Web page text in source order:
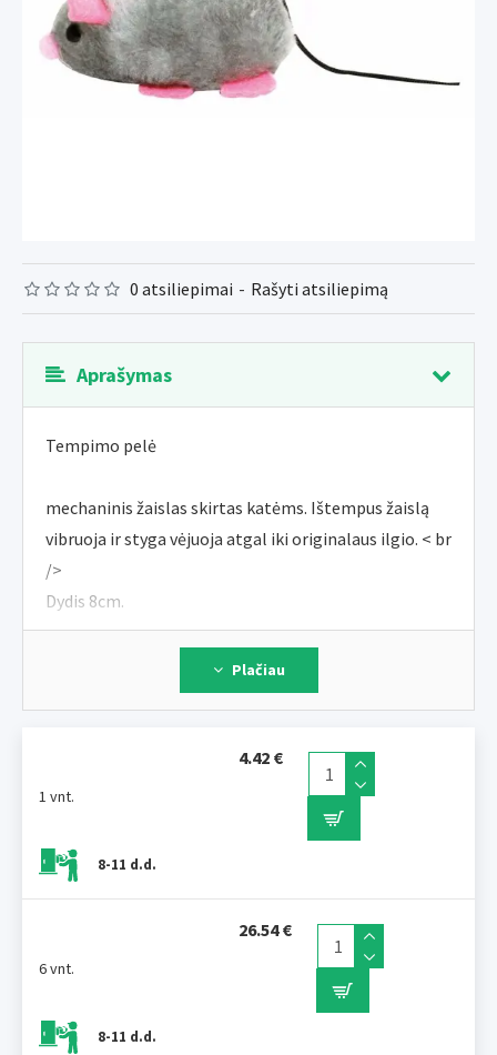
0 atsiliepimai - Rašyti atsiliepimą
1 vnt.
8-11 d.d.
4.42 €
6 vnt.
8-11 d.d.
26.54 €
Aprašymas
Tempimo pelė
mechaninis žaislas skirtas katėms. Ištempus žaislą
vibruoja ir styga vėjuoja atgal iki originalaus ilgio. < br
/>
Dydis 8cm.
Plačiau